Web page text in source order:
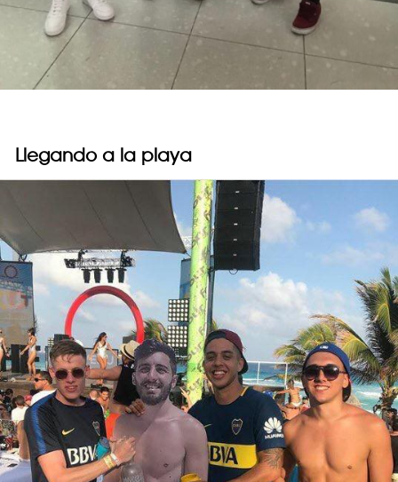
Llegando a la playa